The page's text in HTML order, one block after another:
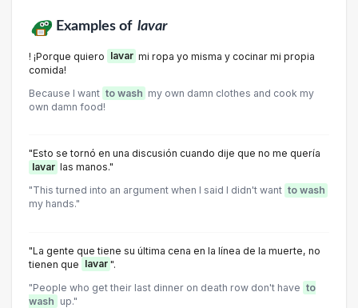
Examples of lavar
! ¡Porque quiero lavar mi ropa yo misma y cocinar mi propia
comida!
Because I want to wash my own damn clothes and cook my
own damn food!
"Esto se tornó en una discusión cuando dije que no me quería
lavar las manos."
"This turned into an argument when I said I didn't want to wash
my hands."
"La gente que tiene su última cena en la línea de la muerte, no
tienen que lavar ".
"People who get their last dinner on death row don't have to
wash up."